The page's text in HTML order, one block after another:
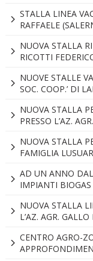
STALLA LINEA
RAFFAELE
NUOVA STALLA
RICOTTI
NUOVE STALLE
SOC. COOP.’ DI
NUOVA STALLA
PRESSO L’AZ.
NUOVA STALLA
FAMIGLIA
AD UN ANNO
IMPIANTI
NUOVA STALLA
L’AZ. AGR.
CENTRO AGRO-